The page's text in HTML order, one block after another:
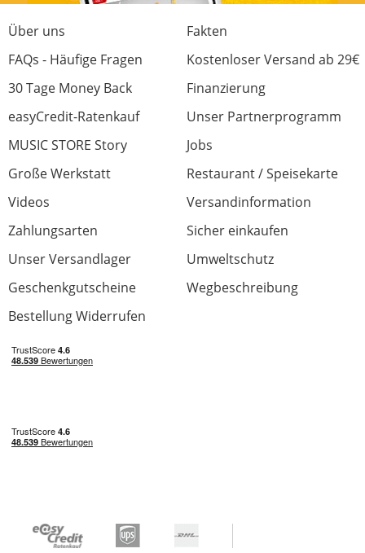
Über uns
Fakten
FAQs - Häufige Fragen
Kostenloser Versand ab 29€
30 Tage Money Back
Finanzierung
easyCredit-Ratenkauf
Unser Partnerprogramm
MUSIC STORE Story
Jobs
Große Werkstatt
Restaurant / Speisekarte
Videos
Versandinformation
Zahlungsarten
Sicher einkaufen
Unser Versandlager
Umweltschutz
Geschenkgutscheine
Wegbeschreibung
Bestellung Widerrufen